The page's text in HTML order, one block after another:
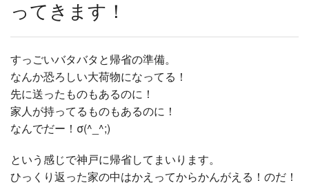
ってきます！
すっごいバタバタと帰省の準備。
なんか恐ろしい大荷物になってる！
先に送ったものもあるのに！
家人が持ってるものもあるのに！
なんでだー！σ(^_^;)
という感じで神戸に帰省してまいります。
ひっくり返った家の中はかえってからかんがえる！のだ！